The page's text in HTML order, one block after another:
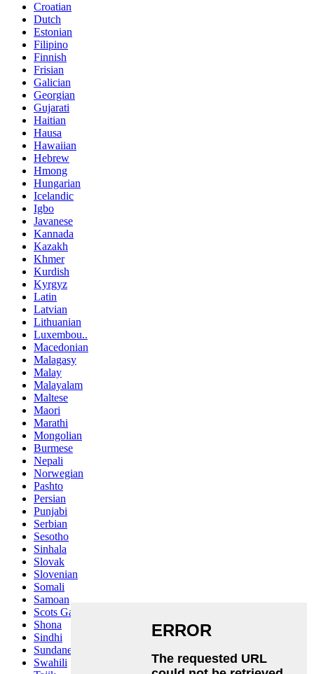
Croatian
Dutch
Estonian
Filipino
Finnish
Frisian
Galician
Georgian
Gujarati
Haitian
Hausa
Hawaiian
Hebrew
Hmong
Hungarian
Icelandic
Igbo
Javanese
Kannada
Kazakh
Khmer
Kurdish
Kyrgyz
Latin
Latvian
Lithuanian
Luxembou..
Macedonian
Malagasy
Malay
Malayalam
Maltese
Maori
Marathi
Mongolian
Burmese
Nepali
Norwegian
Pashto
Persian
Punjabi
Serbian
Sesotho
Sinhala
Slovak
Slovenian
Somali
Samoan
Scots Gaelic
Shona
Sindhi
Sundanese
Swahili